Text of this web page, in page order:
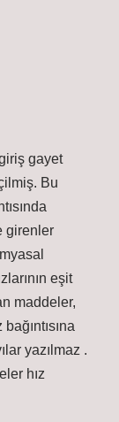
giriş gayet
Bu
girenler
eşit
maddeler,
yazılmaz .
hız